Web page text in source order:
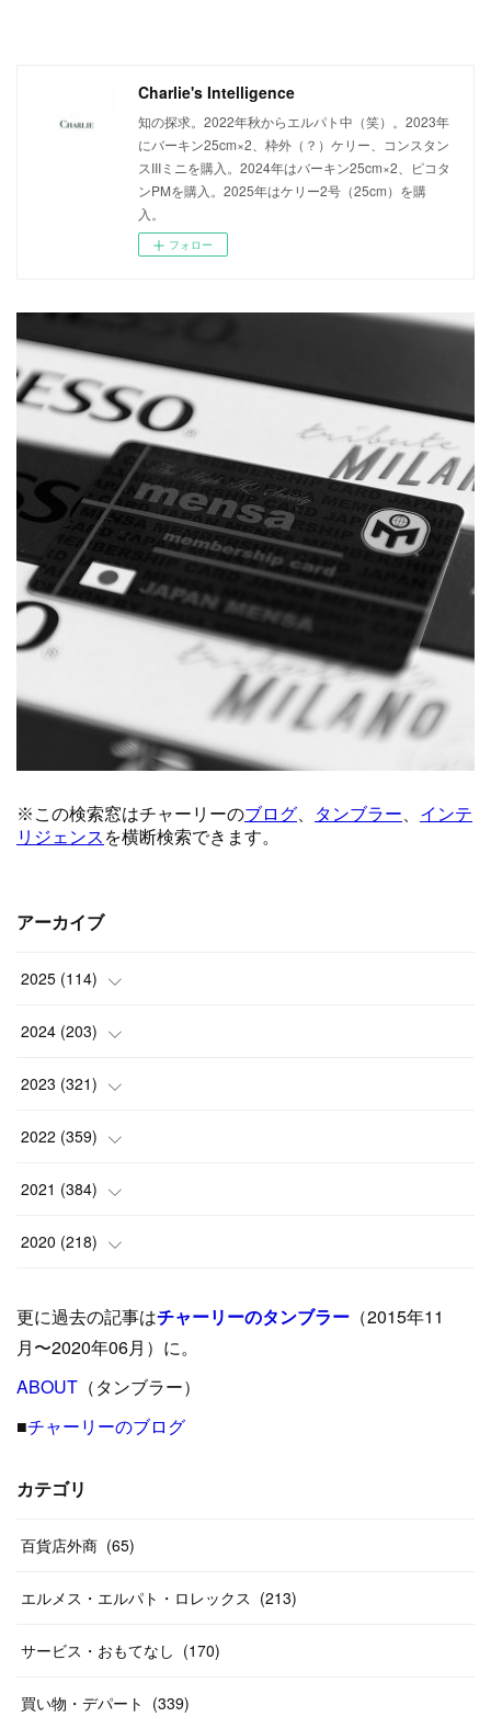
Charlie's Intelligence
知の探求。2022年秋からエルパト中（笑）。2023年
にバーキン25cm×2、枠外（？）ケリー、コンスタン
スIIIミニを購入。2024年はバーキン25cm×2、ピコタ
ンPMを購入。2025年はケリー2号（25cm）を購
入。
フォロー
アーカイブ
2025 (114)
(1)
(8)
(6)
(9 )
( 5 )
( 15
(24)
(8 )
(17
(12)
2024 (203)
(24)
(10)
(18)
(17)
)
(12)
19)
(13
(14)
2023 (321)
(25)
(17)
(35)
(33 )
(26)
27)
(29
(24)
(26
2022 (359)
(42)
(37)
(31)
(31)
31
(26
(20)
(14
(46
2021 (384)
(9)
(39)
( 23)
40
(55
(38)
(20
(31
58)
2020 (218)
(24)
( 42)
(33
(46)
(20
更に過去の記事はチャーリーのタンブラー （2015年11
月〜2020年06月）に。
ABOUT （タンブラー）
■チャーリーのブログ
カテゴリ
百貨店外商 (65)
エルメス・エルパト・ロレックス (213)
サービス・おもてなし (170)
買い物・デパート (339)